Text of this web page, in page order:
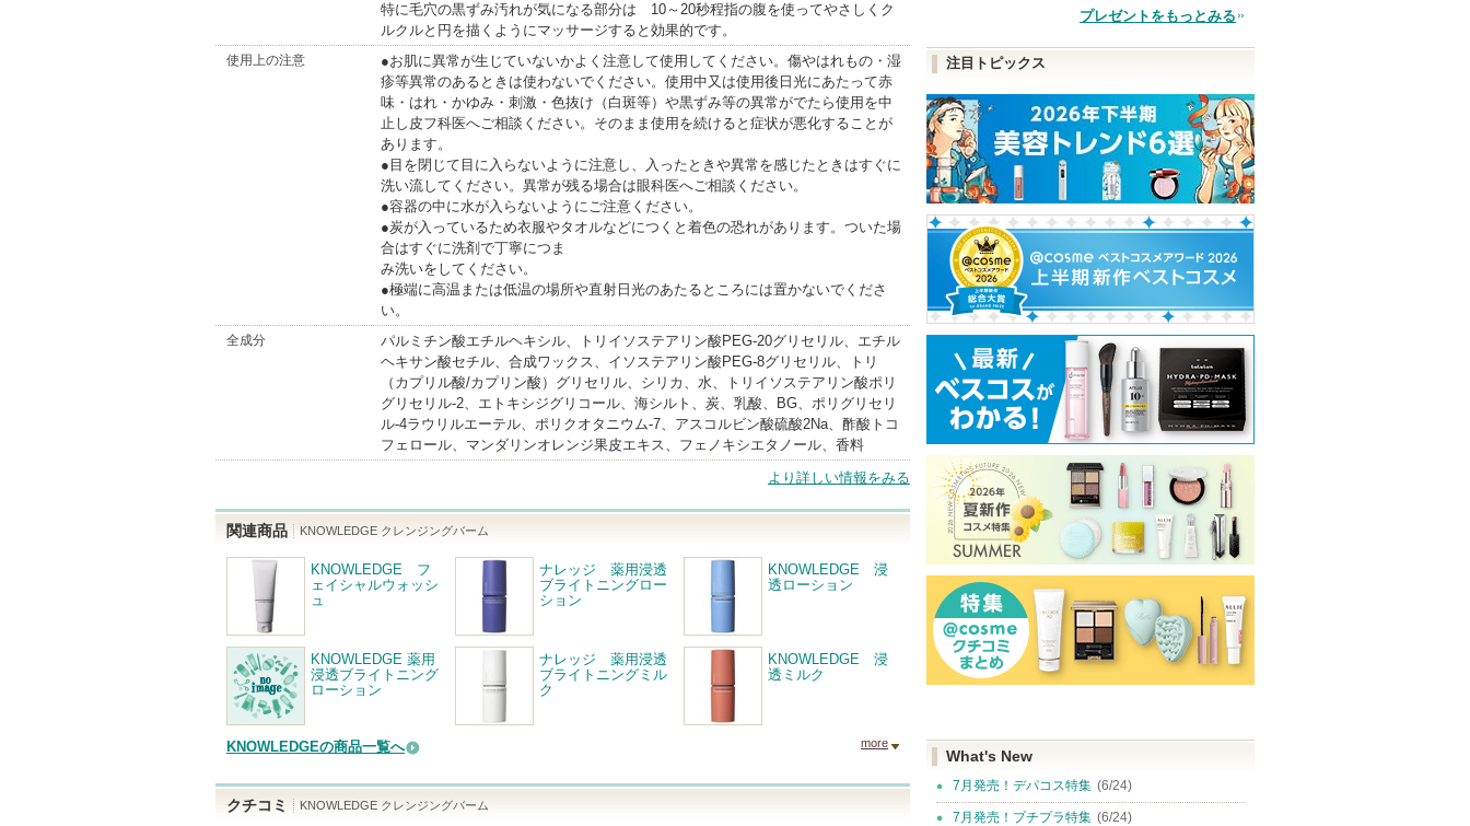
特に毛穴の黒ずみ汚れが気になる部分は 10～20秒程指の腹を使ってやさしくク
ルクルと円を描くようにマッサージすると効果的です。
使用上の注意
●お肌に異常が生じていないかよく注意して使用してください。傷やはれもの・湿
疹等異常のあるときは使わないでください。使用中又は使用後日光にあたって赤
味・はれ・かゆみ・刺激・色抜け（白斑等）や黒ずみ等の異常がでたら使用を中
止し皮フ科医へご相談ください。そのまま使用を続けると症状が悪化することが
あります。
●目を閉じて目に入らないように注意し、入ったときや異常を感じたときはすぐに
洗い流してください。異常が残る場合は眼科医へご相談ください。
●容器の中に水が入らないようにご注意ください。
●炭が入っているため衣服やタオルなどにつくと着色の恐れがあります。ついた場
合はすぐに洗剤で丁寧につま
み洗いをしてください。
●極端に高温または低温の場所や直射日光のあたるところには置かないでくださ
い。
全成分
パルミチン酸エチルヘキシル、トリイソステアリン酸PEG-20グリセリル、エチル
ヘキサン酸セチル、合成ワックス、イソステアリン酸PEG-8グリセリル、トリ
（カプリル酸/カプリン酸）グリセリル、シリカ、水、トリイソステアリン酸ポリ
グリセリル-2、エトキシジグリコール、海シルト、炭、乳酸、BG、ポリグリセリ
ル-4ラウリルエーテル、ポリクオタニウム-7、アスコルビン酸硫酸2Na、酢酸トコ
フェロール、マンダリンオレンジ果皮エキス、フェノキシエタノール、香料
より詳しい情報をみる
関連商品 KNOWLEDGE クレンジングバーム
KNOWLEDGE フ
ェイシャルウォッシ
ュ
ナレッジ 薬用浸透
ブライトニングロー
ション
KNOWLEDGE 浸
透ローション
KNOWLEDGE 薬用
浸透ブライトニング
ローション
ナレッジ 薬用浸透
ブライトニングミル
ク
KNOWLEDGE 浸
透ミルク
KNOWLEDGEの商品一覧へ more
クチコミ KNOWLEDGE クレンジングバーム
品
プレゼントをもっとみる
注目トピックス
What's New
7月発売！デパコス特集 (6/24)
7月発売！プチプラ特集 (6/24)